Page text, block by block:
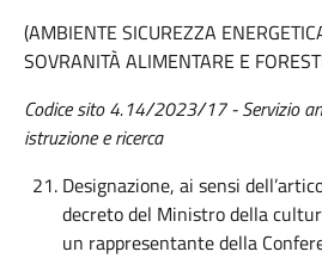
(AMBIENTE SICUREZZA
SOVRANITÀ ALIMENTARE E
Codice sito 4.14/2023/17 - Servizio
istruzione e ricerca
Designazione, ai sensi
decreto del Ministro della
un rappresentante della